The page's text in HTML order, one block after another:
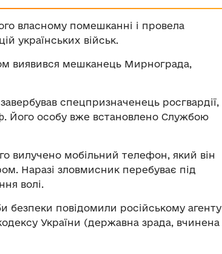
власному помешканні і провела
українських військ.
виявився мешканець Мирнограда,
спецпризначенець росгвардії,
Його особу вже встановлено Службою
вилучено мобільний телефон, який він
Наразі зловмисник перебуває під
волі.
безпеки повідомили російському агенту
України (державна зрада, вчинена